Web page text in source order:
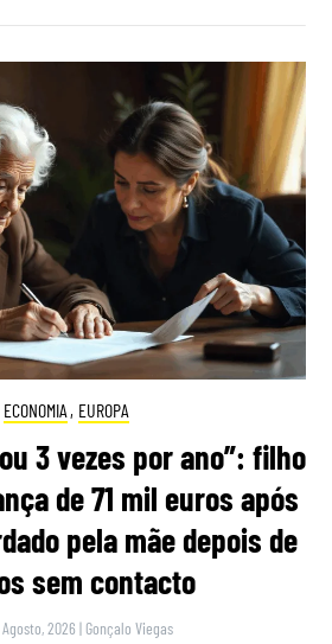
ECONOMIA , EUROPA
3 vezes por ano”: filho
de 71 mil euros após
pela mãe depois de
sem contacto
2026 | Gonçalo Viegas